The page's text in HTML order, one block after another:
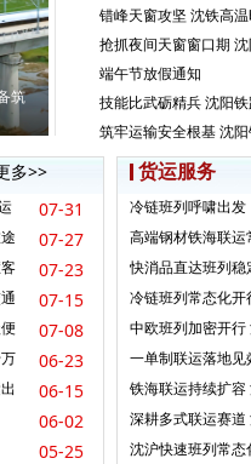
筑
错峰天窗攻坚 沈铁高温时
备集中整治
错峰天窗攻坚 沈铁高
抢抓夜间天窗窗口期
端午节放假通知
技能比武砺精兵 沈阳
筑牢运输安全根基 沈
多>>
07-31
07-27
07-23
07-15
07-08
06-23
06-15
06-02
05-25
货运服务
冷链班列呼啸出
南下保鲜通道
高端钢材铁海联
造扬帆出海
快消品直达班列稳
色物流发展
冷链班列常态化
运输通道
中欧班列加密开
通道
一单制联运落地
海新通道
铁海联运持续扩
道
深耕多式联运赛
道
沈沪快速班列常态